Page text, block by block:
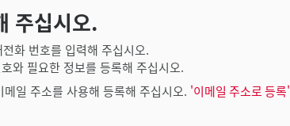
주십시오.
화 번호를 입력해 주십시오.
와 필요한 정보를 등록해 주십시오.
일 주소를 사용해 등록해 주십시오. '이메일 주소로 등록'